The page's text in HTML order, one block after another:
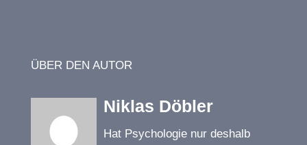
ÜBER DEN AUTOR
Niklas Döbler
Hat Psychologie nur deshalb